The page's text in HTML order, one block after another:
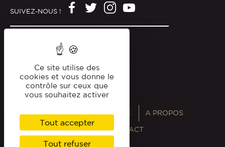
SUIVEZ-NOUS !
Politique de confidentialité
ANNUAIRES MAGAZINE A PROPOS
PROFESSIONNELS CONTACT
Ce site utilise des
cookies et vous donne le
contrôle sur ceux que
vous souhaitez activer
Tout accepter
Tout refuser